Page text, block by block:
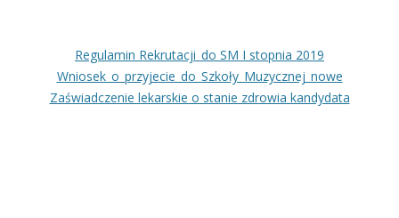
Regulamin Rekrutacji_do SM I stopnia 2019
Wniosek_o_przyjecie_do_Szkoły_Muzycznej_nowe
Zaświadczenie lekarskie o stanie zdrowia kandydata